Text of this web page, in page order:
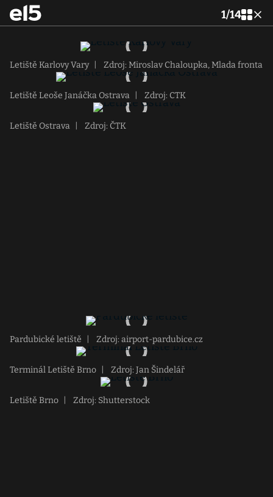
1/14
Letiště Karlovy Vary Zdroj: Miroslav Chaloupka, Mlada fronta
Letiště Leoše Janáčka Ostrava Zdroj: CTK
Letiště Ostrava Zdroj: ČTK
Pardubické letiště Zdroj: airport-pardubice.cz
Terminál Letiště Brno Zdroj: Jan Šindelář
Letiště Brno Zdroj: Shutterstock